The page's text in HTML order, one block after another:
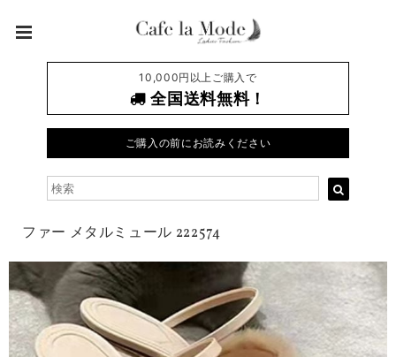
10,000円以上ご購入で
全国送料無料！
ご購入の前にお読みください
ファー メタルミュール 222574